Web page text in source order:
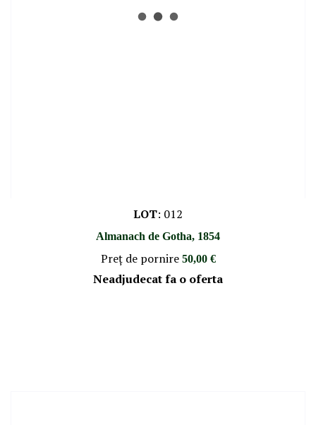
LOT: 012
Almanach de Gotha, 1854
Preţ de pornire 50,00 €
Neadjudecat fa o oferta